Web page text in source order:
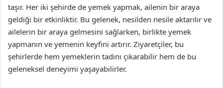
taşır. Her iki şehirde de yemek yapmak, ailenin bir araya
geldiği bir etkinliktir. Bu gelenek, nesilden nesile aktarılır ve
ailelerin bir araya gelmesini sağlarken, birlikte yemek
yapmanın ve yemenin keyfini artırır. Ziyaretçiler, bu
şehirlerde hem yemeklerin tadını çıkarabilir hem de bu
geleneksel deneyimi yaşayabilirler.